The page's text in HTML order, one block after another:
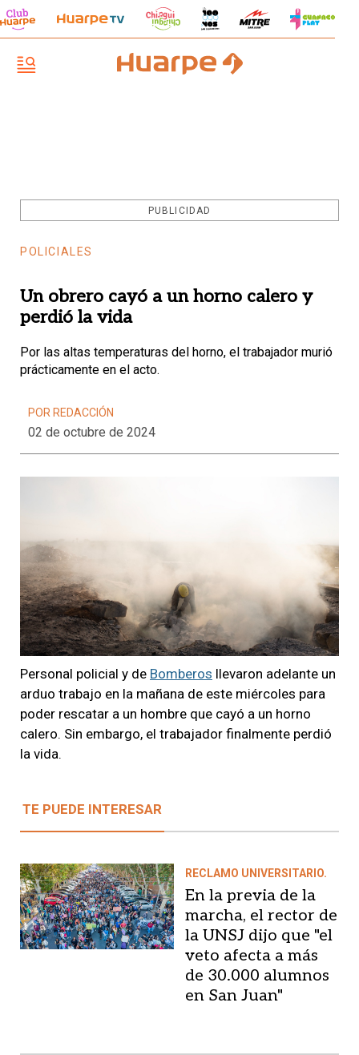
PUBLICIDAD
POLICIALES
Un obrero cayó a un horno calero y
perdió la vida
Por las altas temperaturas del horno, el trabajador murió
prácticamente en el acto.
POR REDACCIÓN
02 de octubre de 2024
Personal policial y de Bomberos llevaron adelante un
arduo trabajo en la mañana de este miércoles para
poder rescatar a un hombre que cayó a un horno
calero. Sin embargo, el trabajador finalmente perdió
la vida.
TE PUEDE INTERESAR
RECLAMO UNIVERSITARIO.
En la previa de la
marcha, el rector de
la UNSJ dijo que "el
veto afecta a más
de 30.000 alumnos
en San Juan"